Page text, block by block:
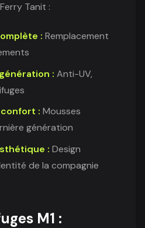
Tanit :
: Remplacement
: Anti-UV,
: Mousses
génération
: Design
de la compagnie
M1 :